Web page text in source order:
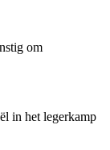
om
in het legerkamp